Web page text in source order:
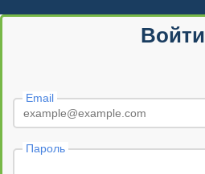
Войти
Email
Пароль